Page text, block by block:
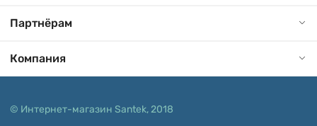
Партнёрам
Компания
© Интернет-магазин Santek, 2018